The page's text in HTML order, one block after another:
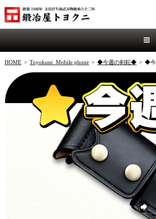
HOME > Toyokuni_Mobile phone > ◆今週の剣鉈◆ > ◆今